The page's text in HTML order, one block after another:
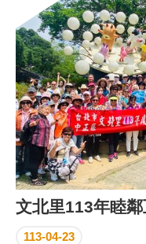
文北里113年睦
113-04-23